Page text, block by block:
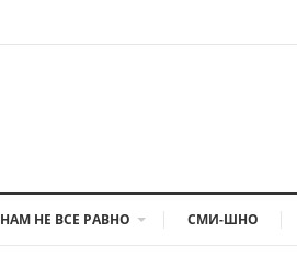
НАМ НЕ ВСЕ РАВНО СМИ-ШНО